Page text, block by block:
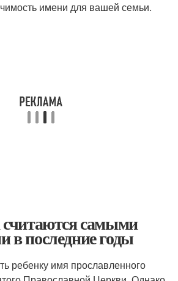
имени для вашей семьи.
самыми
в последние годы
ребенку имя прославленного